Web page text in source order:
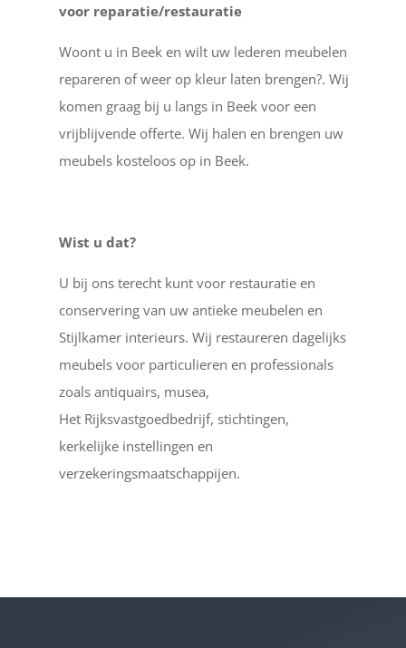
voor reparatie/restauratie
Woont u in Beek en wilt uw lederen meubelen
repareren of weer op kleur laten brengen?. Wij
komen graag bij u langs in Beek voor een
vrijblijvende offerte. Wij halen en brengen uw
meubels kosteloos op in Beek.
Wist u dat?
U bij ons terecht kunt voor restauratie en
conservering van uw antieke meubelen en
Stijlkamer interieurs. Wij restaureren dagelijks
meubels voor particulieren en professionals
zoals antiquairs, musea,
Het Rijksvastgoedbedrijf, stichtingen,
kerkelijke instellingen en
verzekeringsmaatschappijen.